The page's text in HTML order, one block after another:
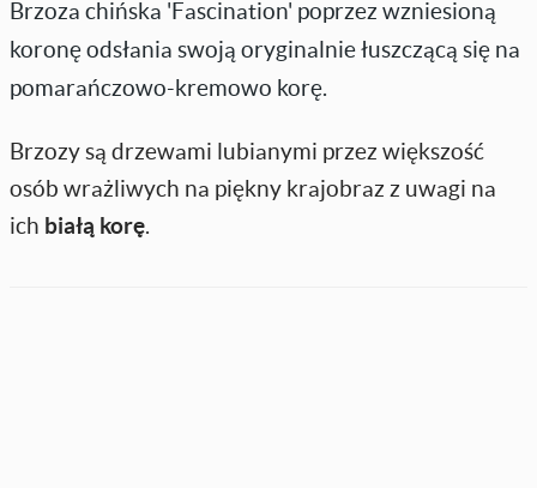
Brzoza chińska 'Fascination' poprzez wzniesioną
koronę odsłania swoją oryginalnie łuszczącą się na
pomarańczowo-kremowo korę.
Brzozy są drzewami lubianymi przez większość
osób wrażliwych na piękny krajobraz z uwagi na
ich białą korę.